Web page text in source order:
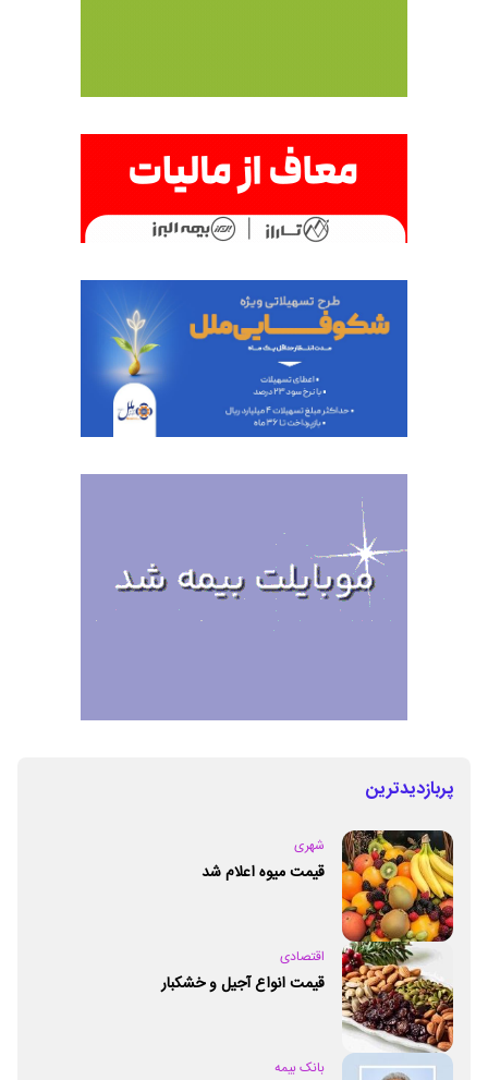
پربازدیدترین
شهری
قیمت میوه اعلام شد
اقتصادی
قیمت انواع آجیل و خشکبار
بانک بیمه